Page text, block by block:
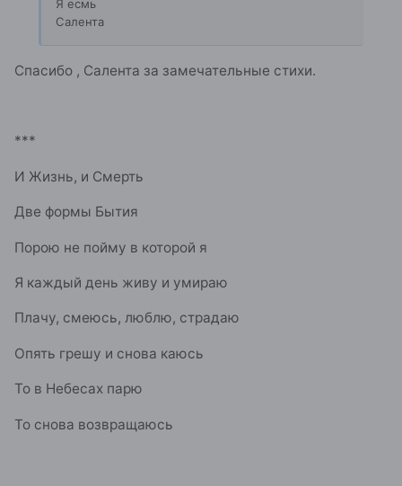
Я есмь
Салента
Спасибо , Салента за замечательные стихи.
***
И Жизнь, и Смерть
Две формы Бытия
Порою не пойму в которой я
Я каждый день живу и умираю
Плачу, смеюсь, люблю, страдаю
Опять грешу и снова каюсь
То в Небесах парю
То снова возвращаюсь